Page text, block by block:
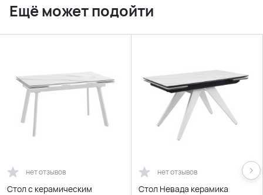
Ещё может подойти
нет отзывов
Cтол с керамическим
нет отзывов
Стол Невада керамика